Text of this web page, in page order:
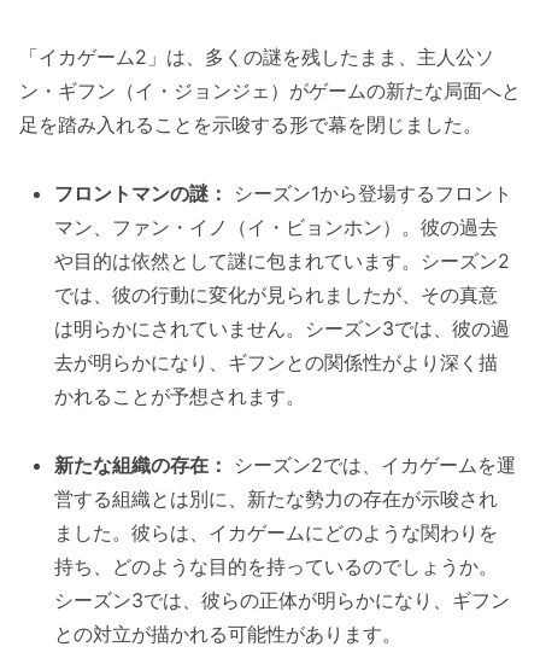
「イカゲーム2」は、多くの謎を残したまま、主人公ソ
ン・ギフン（イ・ジョンジェ）がゲームの新たな局面へと
足を踏み入れることを示唆する形で幕を閉じました。
フロントマンの謎：
シーズン1から登場するフロント
マン、ファン・イノ（イ・ビョンホン）。彼の過去
や目的は依然として謎に包まれています。シーズン2
では、彼の行動に変化が見られましたが、その真意
は明らかにされていません。シーズン3では、彼の過
去が明らかになり、ギフンとの関係性がより深く描
かれることが予想されます。
新たな組織の存在：
シーズン2では、イカゲームを運
営する組織とは別に、新たな勢力の存在が示唆され
ました。彼らは、イカゲームにどのような関わりを
持ち、どのような目的を持っているのでしょうか。
シーズン3では、彼らの正体が明らかになり、ギフン
との対立が描かれる可能性があります。